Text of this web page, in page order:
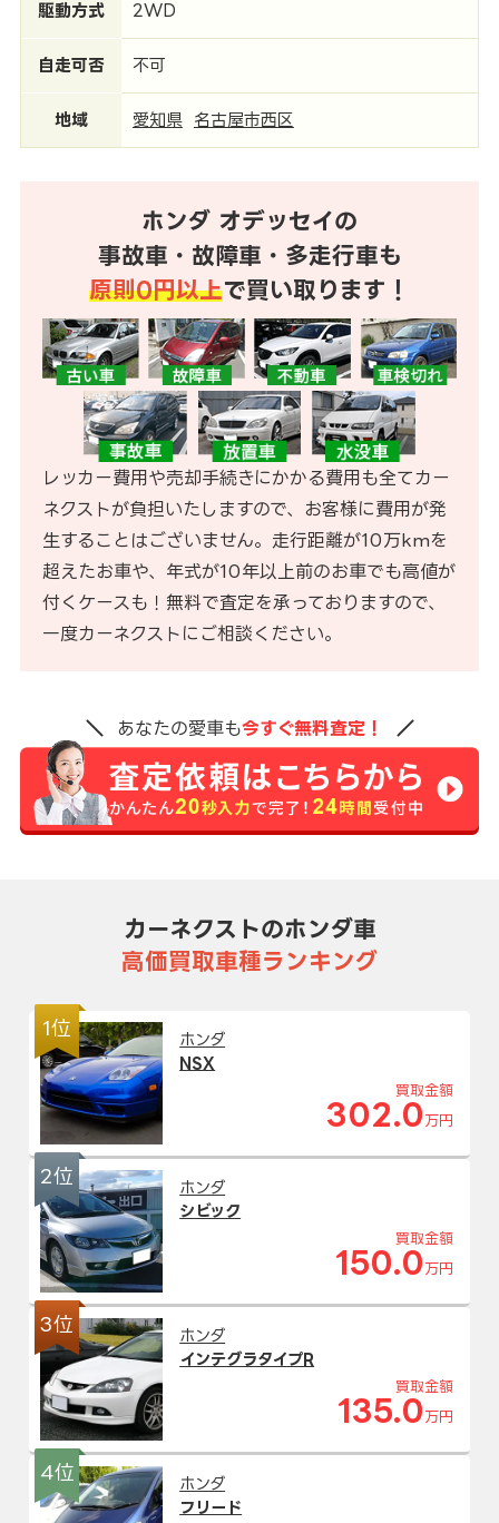
駆動方式 2WD
自走可否 不可
地域 愛知県 名古屋市西区
ホンダ オデッセイの
事故車・故障車・多走行車も
原則0円以上で買い取ります！
レッカー費用や売却手続きにかかる費用も全てカー
ネクストが負担いたしますので、お客様に費用が発
生することはございません。走行距離が10万kmを
超えたお車や、年式が10年以上前のお車でも高値が
付くケースも！無料で査定を承っておりますので、
一度カーネクストにご相談ください。
あなたの愛車も今すぐ無料査定！
カーネクストのホンダ車
高価買取車種ランキング
1位
ホンダ
NSX
買取金額
302.0 万円
2位
ホンダ
シビック
買取金額
150.0 万円
3位
ホンダ
インテグラタイプR
買取金額
135.0 万円
4位
ホンダ
フリード